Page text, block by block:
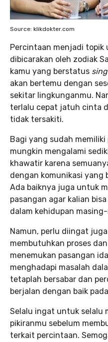
Source: klikdokter.com
Percintaan menjadi topik
dibicarakan oleh zodiak
kamu yang berstatus
akan bertemu dengan
sekitar lingkunganmu.
terlalu cepat jatuh cinta
tidak tersakiti.
Bagi yang sudah
mungkin mengalami
khawatir karena
dengan komunikasi yang
Ada baiknya juga untuk
pasangan agar kalian
dalam kehidupan
Namun, perlu diingat
membutuhkan proses
menemukan pasangan
menghadapi masalah
tetaplah bersabar dan
berjalan dengan baik
Selalu ingat untuk selalu
pikiranmu sebelum
terkait percintaan.